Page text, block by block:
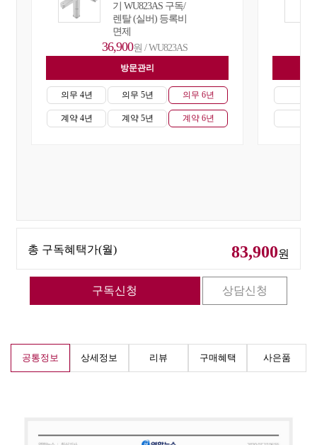
기 WU823AS 구독/
렌탈 (실버) 등록비
면제
36,900원 / WU823AS
방문관리
의무 4년
계약 4년
의무 5년
계약 5년
의무 6년
계약 6년
총 구독혜택가(월) 83,900원
공통정보 상세정보 리뷰 구매혜택 사은품